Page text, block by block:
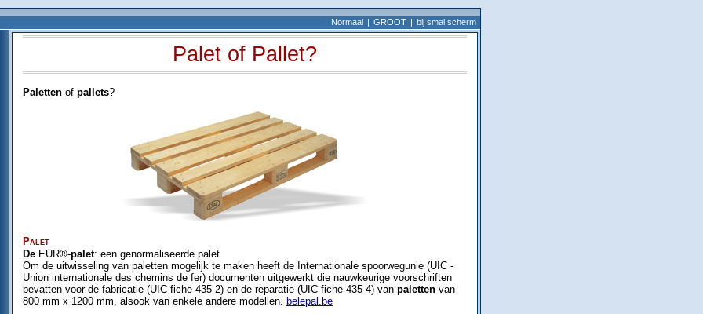
Normaal GROOT bij smal scherm
Palet of Pallet?
Palettenof pallets?
Palet
DeEUR®-palet: een genormaliseerde palet
Om de uitwisseling van paletten mogelijk te maken heeft de Internationale spoorwegunie (UIC -
Union internationale des chemins de fer) documenten uitgewerkt die nauwkeurige voorschriften
bevatten voor de fabricatie (UIC-fiche 435-2) en de reparatie (UIC-fiche 435-4) van palettenvan
800 mm x 1200 mm, alsook van enkele andere modellen. belepal.be